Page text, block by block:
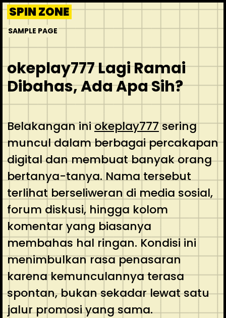
Skip
to
content
SPIN ZONE
SAMPLE PAGE
okeplay777 Lagi Ramai
Dibahas, Ada Apa Sih?
Belakangan iniokeplay777sering
muncul dalam berbagai percakapan
digital dan membuat banyak orang
bertanya-tanya. Nama tersebut
terlihat berseliweran di media sosial,
forum diskusi, hingga kolom
komentar yang biasanya
membahas hal ringan. Kondisi ini
menimbulkan rasa penasaran
karena kemunculannya terasa
spontan, bukan sekadar lewat satu
jalur promosi yang sama.